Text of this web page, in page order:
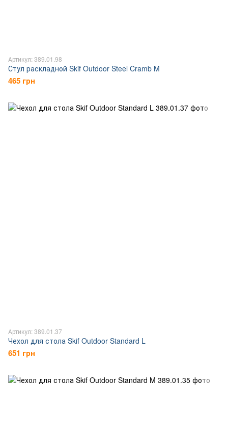
Артикул: 389.01.98
Стул раскладной Skif Outdoor Steel Cramb M
465 грн
Артикул: 389.01.37
Чехол для стола Skif Outdoor Standard L
651 грн